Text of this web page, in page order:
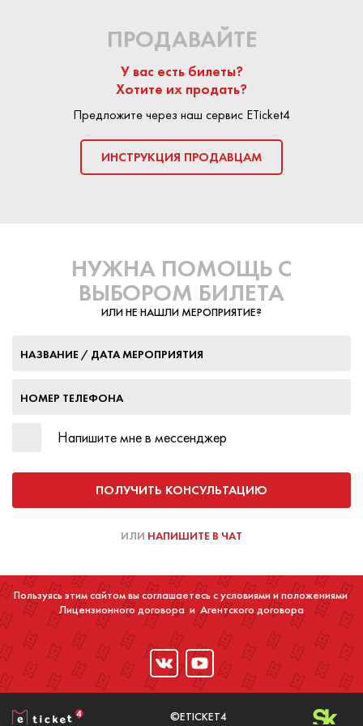
Свои эксклюзивные номера подарят: Леонид
Агутин, Ваня Дмитриенко, Сергей Лазарев,
Краймбрери, Дима Билан и многие другие звёзды,
чьи имена станут известны совсем скоро. Следите
ПРОДАВАЙТЕ
У вас есть билеты?
Хотите их продать?
Предложите через наш сервис ETicket4
ИНСТРУКЦИЯ ПРОДАВЦАМ
НУЖНА ПОМОЩЬ С
ВЫБОРОМ БИЛЕТА
ИЛИ НЕ НАШЛИ МЕРОПРИЯТИЕ?
НАЗВАНИЕ / ДАТА МЕРОПРИЯТИЯ
НОМЕР ТЕЛЕФОНА
Напишите мне в мессенджер
ПОЛУЧИТЬ КОНСУЛЬТАЦИЮ
ИЛИ НАПИШИТЕ В ЧАТ
Пользуясь этим сайтом вы соглашаетесь с условиями и положениями
Лицензионного договора иАгентского договора
©ETICKET4